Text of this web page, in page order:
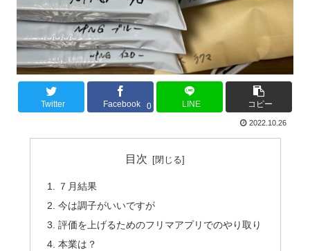
Twitter Facebook 0 LINE コピー
2022.10.26
目次
７月結果
今は調子がいいですが
評価を上げるためのフリマアプリでのやり取り
本業は？